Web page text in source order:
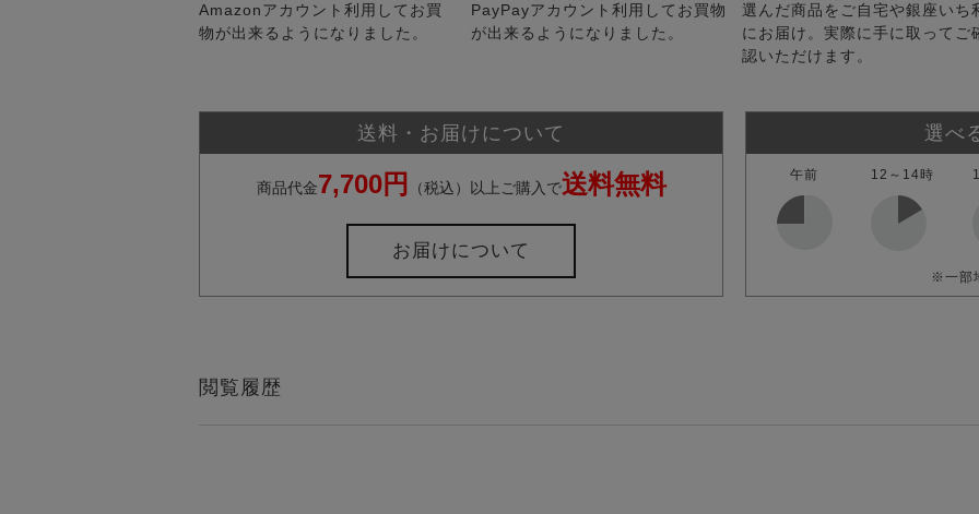
Amazonアカウント利用してお買
物が出来るようになりました。
PayPayアカウント利用してお買物
が出来るようになりました。
選んだ商品をご自宅や銀座いち
にお届け。実際に手に取ってご
認いただけます。
送料・お届けについて
商品代金7,700円 （税込）以上ご購入で送料無料
お届けについて
選べ
午前 12～14時
※一部
閲覧履歴